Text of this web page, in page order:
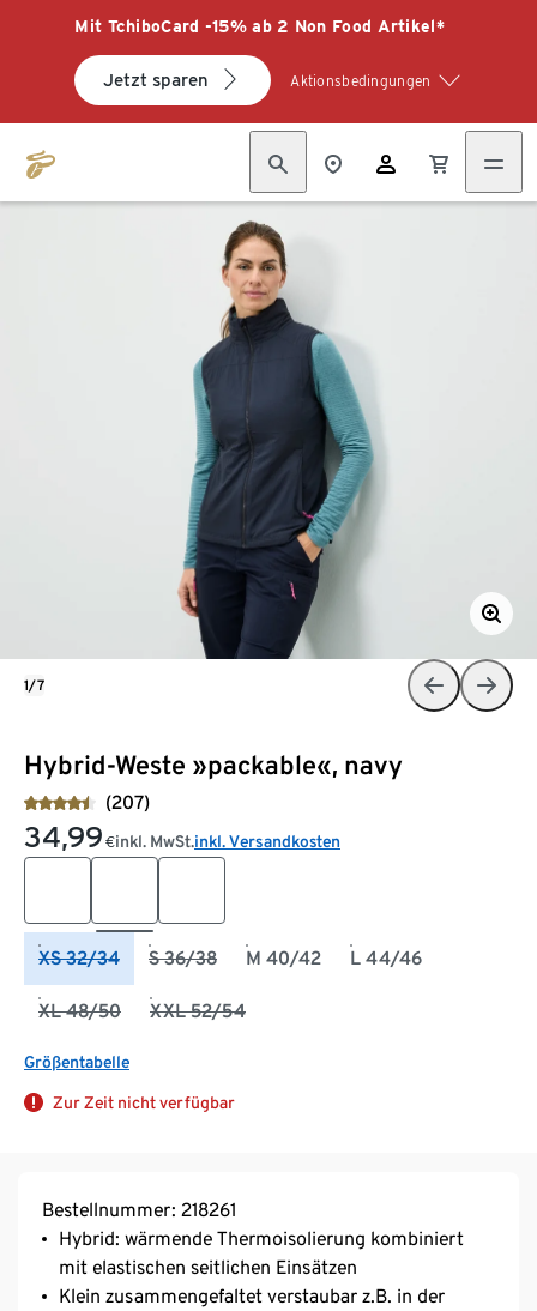
Mit TchiboCard -15% ab 2 Non Food Artikel*
Jetzt sparen Aktionsbedingungen
Hybrid-Weste »packable«, navy
(207)
34,99 €inkl. MwSt.inkl. Versandkosten
XS 32/34 S 36/38 M 40/42 L 44/46
XL 48/50 XXL 52/54
Größentabelle
Zur Zeit nicht verfügbar
1/7
Bestellnummer: 218261
Hybrid: wärmende Thermoisolierung kombiniert
mit elastischen seitlichen Einsätzen
Klein zusammengefaltet verstaubar z.B. in der